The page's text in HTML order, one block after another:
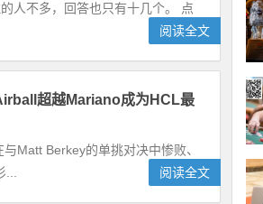
人不多，回答也只有十几个。 点
阅读全文
超越Mariano成为HCL最
Matt Berkey的单挑对决中惨败、
...
阅读全文